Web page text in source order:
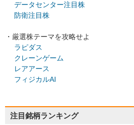
データセンター注目株
防衛注目株
・厳選株テーマを攻略せよ
ラピダス
クレーンゲーム
レアアース
フィジカルAI
注目銘柄ランキング